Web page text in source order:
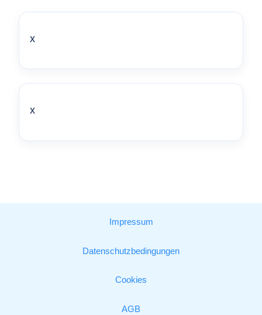
x
x
Impressum
Datenschutzbedingungen
Cookies
AGB